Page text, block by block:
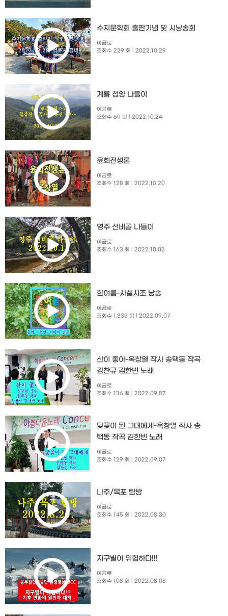
수지문학회 출판기념 및 시낭송회​
이금로
조회수 229 회
| 2022.10.29
계룡 청양 나들이
이금로
조회수 69 회
| 2022.10.24
윤회전생론
이금로
조회수 128 회
| 2022.10.20
영주 선비골 나들이
이금로
조회수 163 회
| 2022.10.02
한여름-사설시조 낭송
이금로
조회수 1,333 회
| 2022.09.07
산이 좋아-옥창열 작사 송택동 작곡
강찬규 김한빈 노래
이금로
조회수 136 회
| 2022.09.07
닻꽃이 된 그대에게-옥창열 작사 송
택동 작곡 김한빈 노래
이금로
조회수 129 회
| 2022.09.07
나주/목포 탐방
이금로
조회수 145 회
| 2022.08.30
지구별이 위험하다!!!
이금로
조회수 108 회
| 2022.08.08